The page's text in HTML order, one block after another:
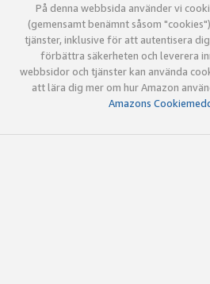
På denna webbsida använder vi
(gemensamt benämnt såsom
tjänster, inklusive för att autentisera
förbättra säkerheten och leverera
webbsidor och tjänster kan använda
att lära dig mer om hur Amazon
Amazons